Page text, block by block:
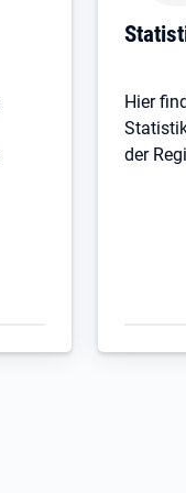
Hier
der